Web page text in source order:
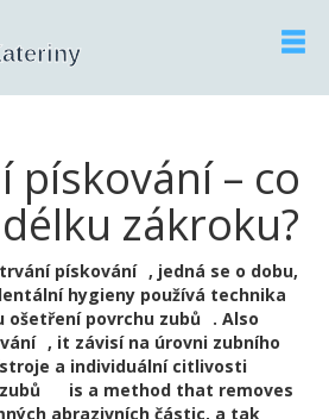
pískování – co
zákroku?
pískování , jedná se o dobu,
hygieny používá technika
ošetření povrchu zubů
. Also
, it závisí na úrovni zubního
a individuální citlivosti
is a method that removes
abrazivních částic, a tak